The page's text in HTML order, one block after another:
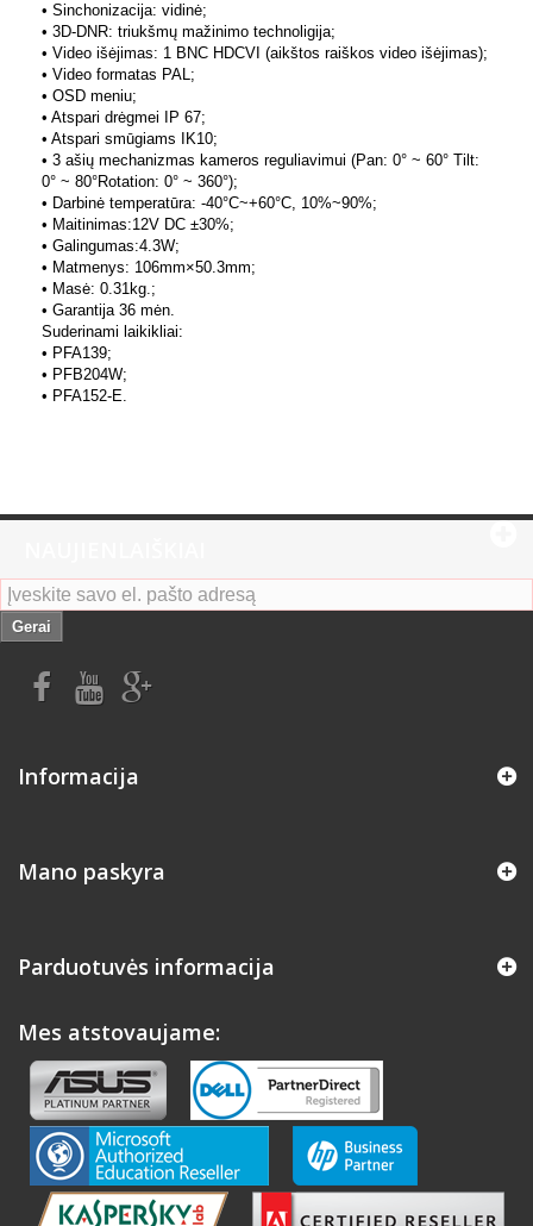
• Sinchonizacija: vidinė;
• 3D-DNR: triukšmų mažinimo technoligija;
• Video išėjimas: 1 BNC HDCVI (aikštos raiškos video išėjimas);
• Video formatas PAL;
• OSD meniu;
• Atspari drėgmei IP 67;
• Atspari smūgiams IK10;
• 3 ašių mechanizmas kameros reguliavimui (Pan: 0° ~ 60° Tilt:
0° ~ 80°Rotation: 0° ~ 360°);
• Darbinė temperatūra: -40°C~+60°C, 10%~90%;
• Maitinimas:12V DC ±30%;
• Galingumas:4.3W;
• Matmenys: 106mm×50.3mm;
• Masė: 0.31kg.;
• Garantija 36 mėn.
Suderinami laikikliai:
• PFA139;
• PFB204W;
• PFA152-E.
Gerai
Informacija
Mano paskyra
Parduotuvės informacija
Mes atstovaujame: